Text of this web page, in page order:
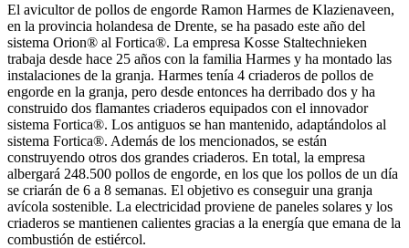
El avicultor de pollos de engorde Ramon Harmes de Klazienaveen,
en la provincia holandesa de Drente, se ha pasado este año del
sistema Orion® al Fortica®. La empresa Kosse Staltechnieken
trabaja desde hace 25 años con la familia Harmes y ha montado las
instalaciones de la granja. Harmes tenía 4 criaderos de pollos de
engorde en la granja, pero desde entonces ha derribado dos y ha
construido dos flamantes criaderos equipados con el innovador
sistema Fortica®. Los antiguos se han mantenido, adaptándolos al
sistema Fortica®. Además de los mencionados, se están
construyendo otros dos grandes criaderos. En total, la empresa
albergará 248.500 pollos de engorde, en los que los pollos de un día
se criarán de 6 a 8 semanas. El objetivo es conseguir una granja
avícola sostenible. La electricidad proviene de paneles solares y los
criaderos se mantienen calientes gracias a la energía que emana de la
combustión de estiércol.